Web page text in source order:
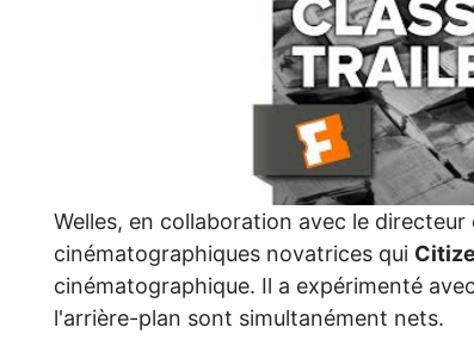
Welles, en collaboration avec le
cinématographiques novatrices qui
cinématographique. Il a expérimenté avec
l'arrière-plan sont simultanément nets.